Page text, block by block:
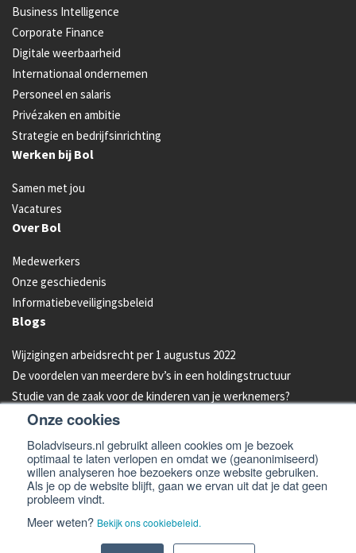
Onze cookies
Boladviseurs.nl gebruikt alleen cookies om je bezoek
optimaal te laten verlopen en omdat we (geanonimiseerd)
willen analyseren hoe bezoekers onze website gebruiken.
Als je op de website blijft, gaan we ervan uit dat je dat geen
probleem vindt.
Meer weten? Bekijk ons cookiebeleid.
Business Intelligence
Corporate Finance
Digitale weerbaarheid
Internationaal ondernemen
Personeel en salaris
Privézaken en ambitie
Strategie en bedrijfsinrichting
Werken bij Bol
Samen met jou
Vacatures
Over Bol
Medewerkers
Onze geschiedenis
Informatiebeveiligingsbeleid
Blogs
Wijzigingen arbeidsrecht per 1 augustus 2022
De voordelen van meerdere bv’s in een holdingstructuur
Studie van de zaak voor de kinderen van je werknemers?
Energielabel C vanaf 2023 verplicht voor kantoren
Aandelen van je bedrijf overdragen aan je kind: hoe werkt dat?
Bleeders omzetten in feeders: zo doe je dat!
© 2026 - Bol Adviseurs Algemene voorwaarden